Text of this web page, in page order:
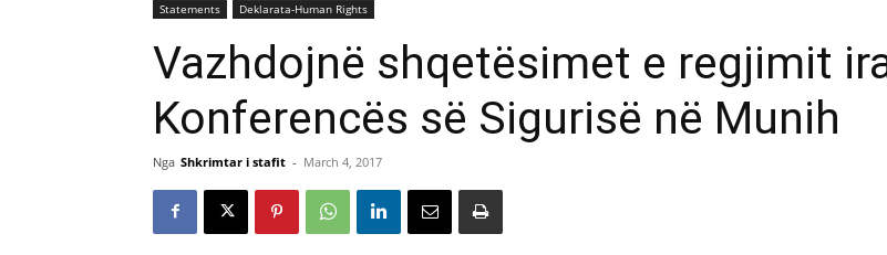
Statements Deklarata-Human Rights
Vazhdojnë shqetësimet e regjimit
Konferencës së Sigurisë në Munih
Nga Shkrimtar i stafit - March 4, 2017